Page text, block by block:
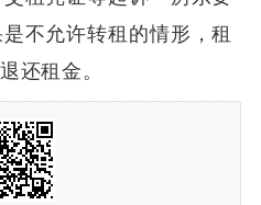
不允许转租的情形，租
还租金。